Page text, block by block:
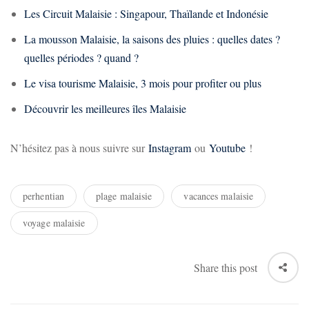
Les Circuit Malaisie : Singapour, Thaïlande et Indonésie
La mousson Malaisie, la saisons des pluies : quelles dates ?
quelles périodes ? quand ?
Le visa tourisme Malaisie, 3 mois pour profiter ou plus
Découvrir les meilleures îles Malaisie
N’hésitez pas à nous suivre surInstagram ou Youtube !
perhentian plage malaisie vacances malaisie
voyage malaisie
Share this post